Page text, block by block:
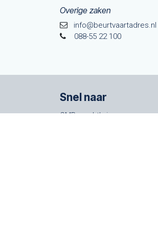
Overige zaken
info@beurtvaartadres.nl
088-55 22 100
Snel naar
CMR vrachtbrieven